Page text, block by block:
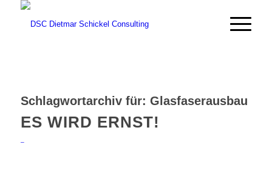
Schlagwortarchiv für: Glasfaserausbau
ES WIRD ERNST!